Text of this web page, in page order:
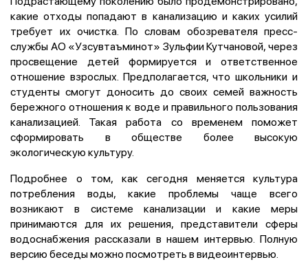
какие отходы попадают в канализацию и каких усилий
требует их очистка. По словам обозревателя пресс-
службы АО «Узсувтаъминот» Зульфии Кутчановой, через
просвещение детей формируется и ответственное
отношение взрослых. Предполагается, что школьники и
студенты смогут доносить до своих семей важность
бережного отношения к воде и правильного пользования
канализацией. Такая работа со временем поможет
сформировать в обществе более высокую
экологическую культуру.
Подробнее о том, как сегодня меняется культура
потребления воды, какие проблемы чаще всего
возникают в системе канализации и какие меры
принимаются для их решения, представители сферы
водоснабжения рассказали в нашем интервью. Полную
версию беседы можно посмотреть в видеоинтервью.